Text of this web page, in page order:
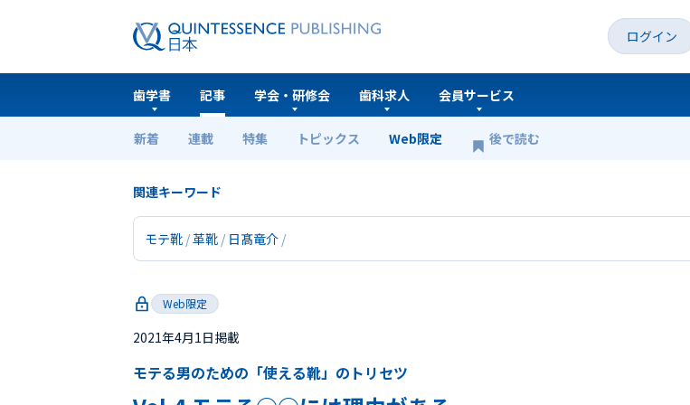
ログイン
歯学書 記事
新着 連載 特集 トピックス Web限定 後で読む
学会・研修会 歯科求人 会員サービス
ホーム Web限定 Vol.4 モテる○○には理由がある。
関連キーワード
モテ靴 革靴 日髙竜介
Web限定
2021年4月1日掲載
モテる男のための「使える靴」のトリセツ